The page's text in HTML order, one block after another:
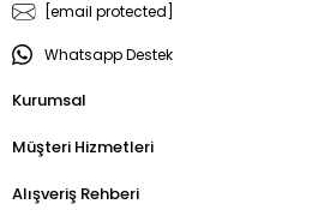
[email protected]
Whatsapp Destek
Kurumsal
Müşteri Hizmetleri
Alışveriş Rehberi